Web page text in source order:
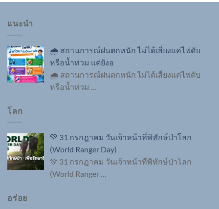
แนะนำ
🌧️ สถานการณ์ฝนตกหนัก ไม่ได้เสี่ยงแค่ไฟดับ
หรือน้ำท่วม แต่ยังอ
🌧️ สถานการณ์ฝนตกหนัก ไม่ได้เสี่ยงแค่ไฟดับ
หรือน้ำท่วม
โลก
💚 31 กรกฎาคม วันเจ้าหน้าที่พิทักษ์ป่าโลก
(World Ranger Day)
💚 31 กรกฎาคม วันเจ้าหน้าที่พิทักษ์ป่าโลก
(World Ranger …
อร่อย